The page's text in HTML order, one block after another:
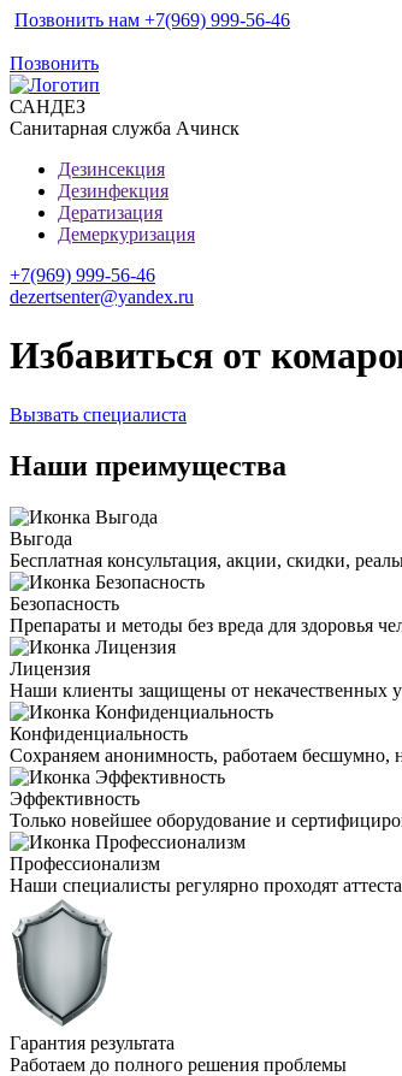
Позвонить нам +7(969) 999-56-46
Позвонить
САНДЕЗ
Санитарная служба Ачинск
Дезинсекция
Дезинфекция
Дератизация
Демеркуризация
+7(969) 999-56-46
dezertsenter@yandex.ru
Избавиться от
Вызвать специалиста
Наши преимущества
Выгода
Бесплатная консультация, акции, скидки,
Безопасность
Препараты и методы без вреда для здоровья
Лицензия
Наши клиенты защищены от некачественных
Конфиденциальность
Сохраняем анонимность, работаем бесшумно,
Эффективность
Только новейшее оборудование и
Профессионализм
Наши специалисты регулярно проходят
Гарантия результата
Работаем до полного решения проблемы